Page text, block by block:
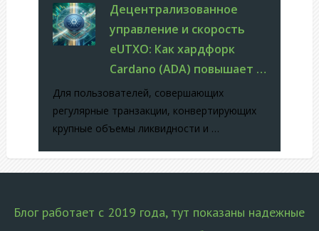
Децентрализованное
управление и скорость
eUTXO: Как хардфорк
Cardano (ADA) повышает …
Для пользователей, совершающих
регулярные транзакции, конвертирующих
крупные объемы ликвидности и …
Блог работает с 2019 года, тут показаны надежные